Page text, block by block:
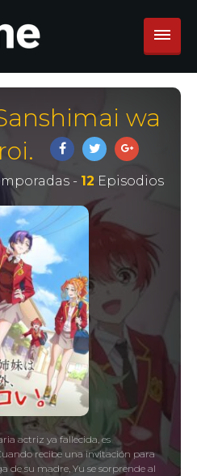
wa
- 12 Episodios
actriz ya fallecida, es
recibe una invitación para
de su madre, Yu se sorprende al